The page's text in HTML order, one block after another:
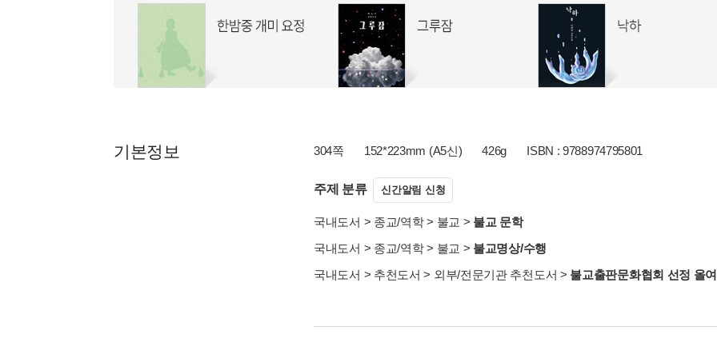
기본정보 304쪽 152*223mm (A5신) 426g ISBN : 9788974795801
주제 분류 신간알림 신청
국내도서 > 종교/역학> 불교 > 불교 문학
국내도서 > 종교/역학> 불교 > 불교명상/수행
국내도서 > 추천도서 > 외부/전문기관 추천도서 > 불교출판문화협회 선정 올